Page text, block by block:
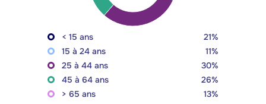
< 15 ans
21%
15 à 24 ans
11%
25 à 44 ans
30%
45 à 64 ans
26%
> 65 ans
13%